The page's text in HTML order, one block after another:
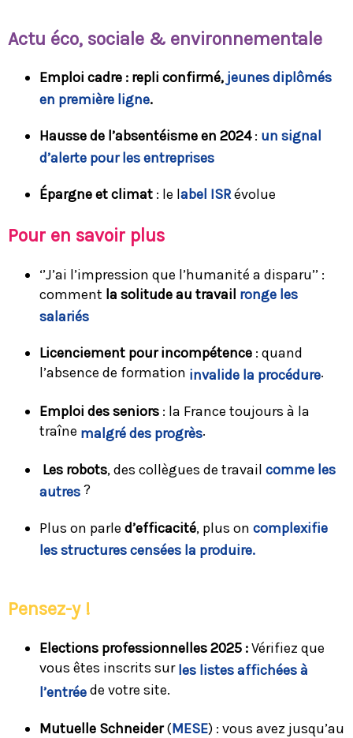
Actu éco, sociale & environnementale
Emploi cadre : repli confirmé, jeunes diplômés
en première ligne.
Hausse de l’absentéisme en 2024: un signal
d’alerte pour les entreprises
Épargne et climat : le label ISRévolue
Pour en savoir plus
‘’J’ai l’impression que l’humanité a disparu’’ :
comment la solitude au travail ronge les
salariés
Licenciement pour incompétence : quand
l’absence de formation invalide la procédure.
Emploi des seniors : la France toujours à la
traîne malgré des progrès.
Les robots, des collègues de travail comme les
autres?
Plus on parle d’efficacité, plus on complexifie
les structures censées la produire.
Pensez-y !
Elections professionnelles 2025 :Vérifiez que
vous êtes inscrits surles listes affichées à
l’entréede votre site.
Mutuelle Schneider(MESE) : vous avez jusqu’au